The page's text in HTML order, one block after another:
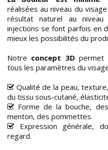
réalisées au niveau du
résultat naturel au
injections se font parfois en
mieux les possibilités du
Notre concept 3D permet
tous les paramètres du
Qualité de la peau,
du tissu sous-cutané,
Forme de la bouche,
menton, des pommettes.
Expression générale,
regard.